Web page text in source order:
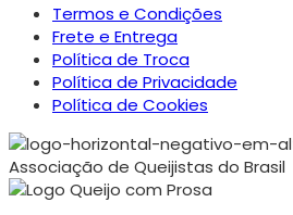
Termos e Condições
Frete e Entrega
Política de Troca
Política de Privacidade
Política de Cookies
Associação de Queijistas do Brasil